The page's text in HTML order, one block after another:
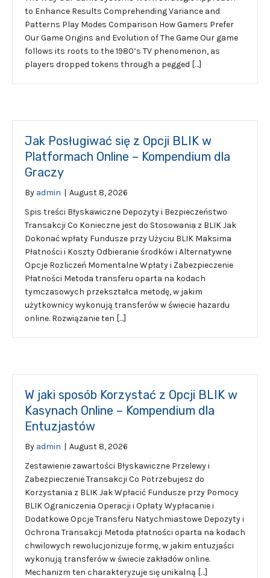
to Enhance Results Comprehending Variance and
Patterns Play Modes Comparison How Gamers Prefer
Our Game Origins and Evolution of The Game Our game
follows its roots to the 1980’s TV phenomenon, as
players dropped tokens through a pegged […]
Jak Posługiwać się z Opcji BLIK w
Platformach Online – Kompendium dla
Graczy
By admin | August 8, 2026
Spis treści Błyskawiczne Depozyty i Bezpieczeństwo
Transakcji Co Konieczne jest do Stosowania z BLIK Jak
Dokonać wpłaty Fundusze przy Użyciu BLIK Maksima
Płatności i Koszty Odbieranie środków i Alternatywne
Opcje Rozliczeń Momentalne Wpłaty i Zabezpieczenie
Płatności Metoda transferu oparta na kodach
tymczasowych przekształca metodę, w jakim
użytkownicy wykonują transferów w świecie hazardu
online. Rozwiązanie ten […]
W jaki sposób Korzystać z Opcji BLIK w
Kasynach Online – Kompendium dla
Entuzjastów
By admin | August 8, 2026
Zestawienie zawartości Błyskawiczne Przelewy i
Zabezpieczenie Transakcji Co Potrzebujesz do
Korzystania z BLIK Jak Wpłacić Fundusze przy Pomocy
BLIK Ograniczenia Operacji i Opłaty Wypłacanie i
Dodatkowe Opcje Transferu Natychmiastowe Depozyty i
Ochrona Transakcji Metoda płatności oparta na kodach
chwilowych rewolucjonizuje formę, w jakim entuzjaści
wykonują transferów w świecie zakładów online.
Mechanizm ten charakteryzuje się unikalną […]